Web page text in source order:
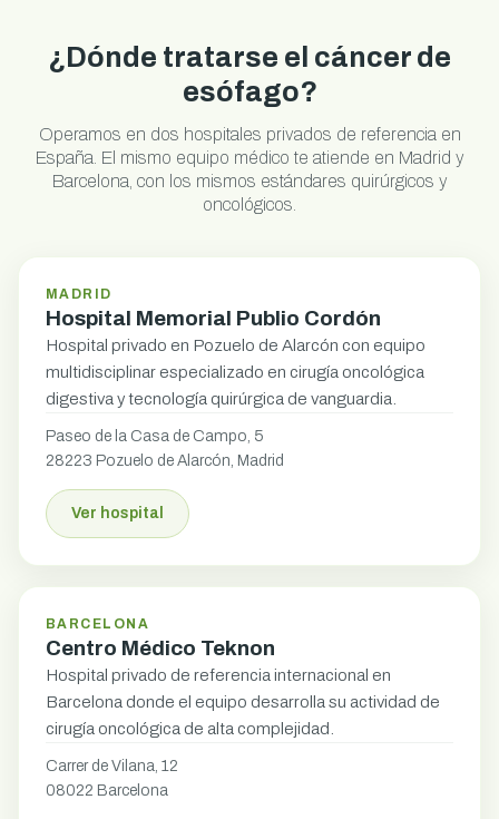
¿Dónde tratarse el cáncer de
esófago?
Operamos en dos hospitales privados de referencia en
España. El mismo equipo médico te atiende en Madrid y
Barcelona, con los mismos estándares quirúrgicos y
oncológicos.
MADRID
Hospital Memorial Publio Cordón
Hospital privado en Pozuelo de Alarcón con equipo
multidisciplinar especializado en cirugía oncológica
digestiva y tecnología quirúrgica de vanguardia.
Paseo de la Casa de Campo, 5
28223 Pozuelo de Alarcón, Madrid
Ver hospital
BARCELONA
Centro Médico Teknon
Hospital privado de referencia internacional en
Barcelona donde el equipo desarrolla su actividad de
cirugía oncológica de alta complejidad.
Carrer de Vilana, 12
08022 Barcelona